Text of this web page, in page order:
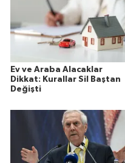
Ev ve Araba Alacaklar
Dikkat: Kurallar Sil Baştan
Değişti